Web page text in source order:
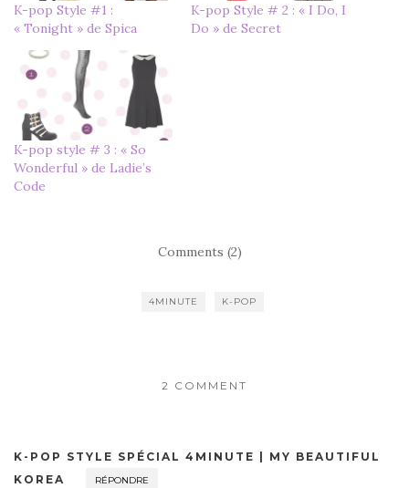
K-pop Style #1 :
« Tonight » de Spica
K-pop Style # 2 : « I Do, I
Do » de Secret
K-pop style # 3 : « So
Wonderful » de Ladie’s
Code
Comments (2)
4MINUTE K-POP
2 COMMENT
K-POP STYLE SPÉCIAL 4MINUTE | MY BEAUTIFUL
KOREA
RÉPONDRE